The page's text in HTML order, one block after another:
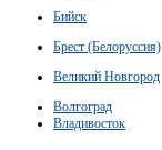
Бийск
Брест (Белоруссия)
Великий Новгород
Волгоград
Владивосток